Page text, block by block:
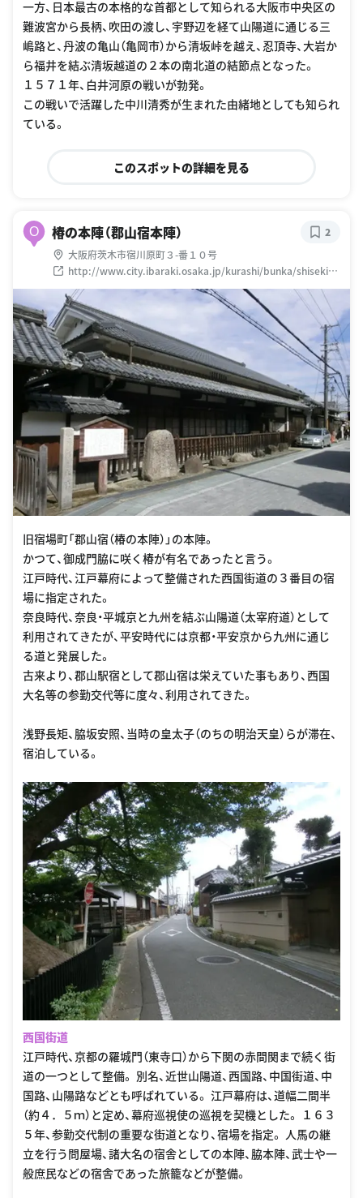
一方、日本最古の本格的な首都として知られる大阪市中央区の
難波宮から長柄、吹田の渡し、宇野辺を経て山陽道に通じる三
嶋路と、丹波の亀山（亀岡市）から清坂峠を越え、忍頂寺、大岩か
ら福井を結ぶ清坂越道の２本の南北道の結節点となった。
１５７１年、白井河原の戦いが勃発。
この戦いで活躍した中川清秀が生まれた由緒地としても知られ
ている。
このスポットの詳細を見る
O 椿の本陣（郡山宿本陣）
大阪府茨木市宿川原町３-番１０号
http://www.city.ibaraki.osaka.jp/kurashi/bunka/shiseki/s
houkai/1315375974775.html
2
旧宿場町「郡山宿（椿の本陣）」の本陣。
かつて、御成門脇に咲く椿が有名であったと言う。
江戸時代、江戸幕府によって整備された西国街道の３番目の宿
場に指定された。
奈良時代、奈良・平城京と九州を結ぶ山陽道（太宰府道）として
利用されてきたが、平安時代には京都・平安京から九州に通じ
る道と発展した。
古来より、郡山駅宿として郡山宿は栄えていた事もあり、西国
大名等の参勤交代等に度々、利用されてきた。
浅野長矩、脇坂安照、当時の皇太子（のちの明治天皇）らが滞在、
宿泊している。
西国街道
江戸時代、京都の羅城門（東寺口）から下関の赤間関まで続く街
道の一つとして整備。 別名、近世山陽道、西国路、中国街道、中
国路、山陽路などとも呼ばれている。 江戸幕府は、道幅二間半
（約４．５ｍ）と定め、幕府巡視使の巡視を契機とした。 １６３
５年、参勤交代制の重要な街道となり、宿場を指定。 人馬の継
立を行う問屋場、諸大名の宿舎としての本陣、脇本陣、武士や一
般庶民などの宿舎であった旅籠などが整備。